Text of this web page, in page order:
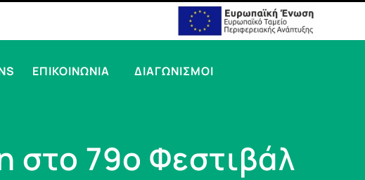
ΕΠΙΚΟΙΝΩΝΙΑ ΔΙΑΓΩΝΙΣΜΟΙ
στο 79ο Φεστιβάλ